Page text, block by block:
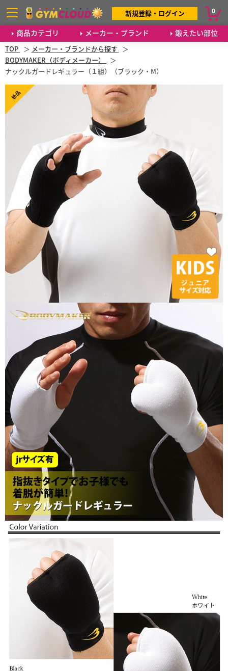
商品カテゴリ メーカー・ブランド 鍛えたい部位
新規登録・ログイン 0
TOP
メーカー・ブランドから探す
BODYMAKER（ボディメーカー）
ナックルガードレギュラー（１組）（ブラック・M）
新品